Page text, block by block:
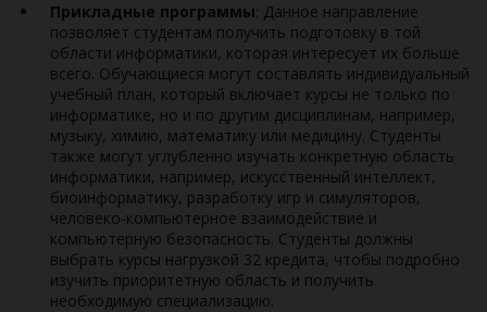
Прикладные программы: Данное направление
позволяет студентам получить подготовку в той
области информатики, которая интересует их больше
всего. Обучающиеся могут составлять индивидуальный
учебный план, который включает курсы не только по
информатике, но и по другим дисциплинам, например,
музыку, химию, математику или медицину. Студенты
также могут углубленно изучать конкретную область
информатики, например, искусственный интеллект,
биоинформатику, разработку игр и симуляторов,
человеко-компьютерное взаимодействие и
компьютерную безопасность. Студенты должны
выбрать курсы нагрузкой 32 кредита, чтобы подробно
изучить приоритетную область и получить
необходимую специализацию.